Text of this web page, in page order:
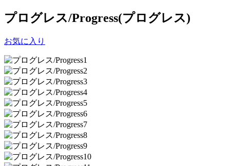
プログレス/Progress(プログレス)
お気に入り